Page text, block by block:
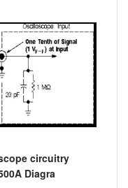
circuitry
Diagra